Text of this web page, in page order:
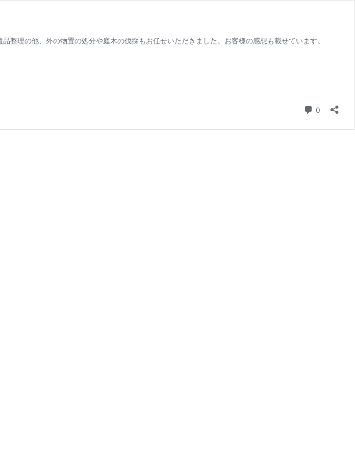
整理の他、外の物置の処分や庭木の伐採もお任せいただきました。お客様の感想も載せています。
0 コメント